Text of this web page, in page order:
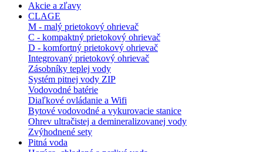
Akcie a zľavy
CLAGE
M - malý prietokový ohrievač
C - kompaktný prietokový ohrievač
D - komfortný prietokový ohrievač
Integrovaný prietokový ohrievač
Zásobníky teplej vody
Systém pitnej vody ZIP
Vodovodné batérie
Diaľkové ovládanie a Wifi
Bytové vodovodné a vykurovacie stanice
Ohrev ultračistej a demineralizovanej vody
Zvýhodnené sety
Pitná voda